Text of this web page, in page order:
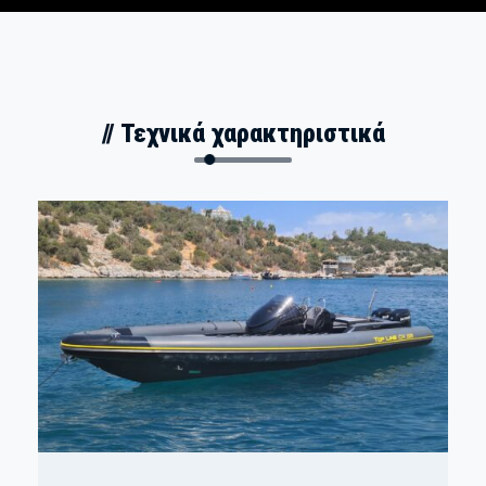
// Τεχνικά χαρακτηριστικά